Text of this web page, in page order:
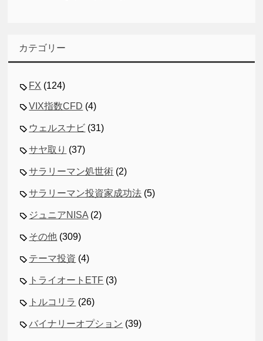
カテゴリー
FX (124)
VIX指数CFD (4)
ウェルスナビ (31)
サヤ取り (37)
サラリーマン処世術 (2)
サラリーマン投資家成功法 (5)
ジュニアNISA (2)
その他 (309)
テーマ投資 (4)
トライオートETF (3)
トルコリラ (26)
バイナリーオプション (39)